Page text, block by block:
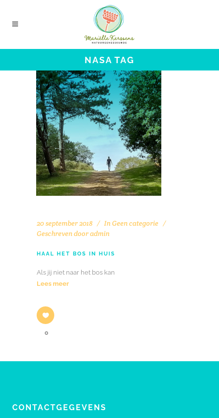
NASA TAG
20 september 2018 InGeen categorie
Geschreven dooradmin
HAAL HET BOS IN HUIS
Als jij niet naar het bos kan
Lees meer
0
CONTACTGEGEVENS